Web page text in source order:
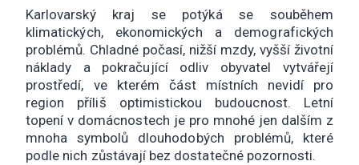
Karlovarský kraj se potýká se souběhem
klimatických, ekonomických a demografických
problémů. Chladné počasí, nižší mzdy, vyšší životní
náklady a pokračující odliv obyvatel vytvářejí
prostředí, ve kterém část místních nevidí pro
region příliš optimistickou budoucnost. Letní
topení v domácnostech je pro mnohé jen dalším z
mnoha symbolů dlouhodobých problémů, které
podle nich zůstávají bez dostatečné pozornosti.